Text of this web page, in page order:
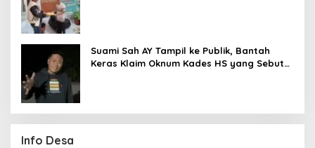
Suami Sah AY Tampil ke Publik, Bantah
Keras Klaim Oknum Kades HS yang Sebut
Info Desa